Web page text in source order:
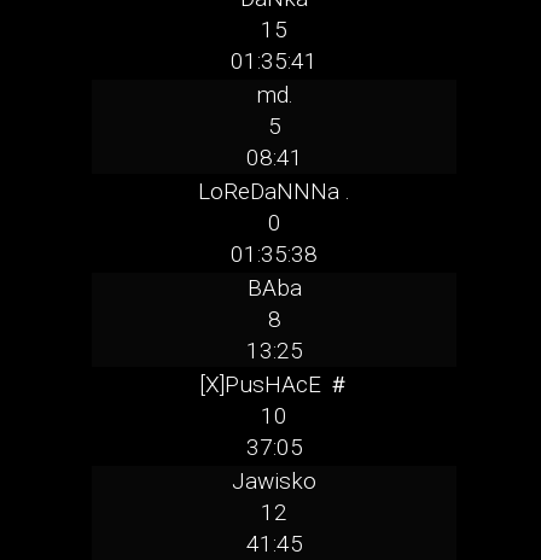
15
01:35:41
md.
5
08:41
LoReDaNNNa .
0
01:35:38
BAba
8
13:25
[X]PusHAcE ＃
10
37:05
Jawisko
12
41:45